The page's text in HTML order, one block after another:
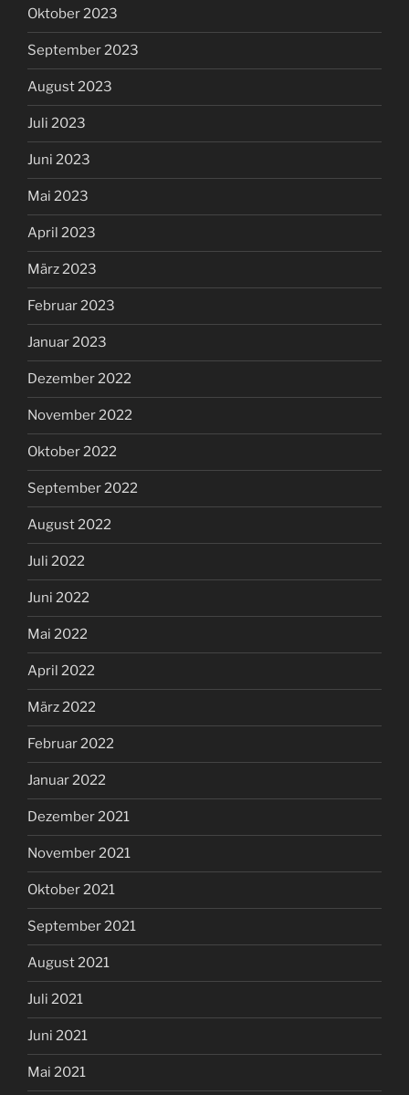
Oktober 2023
September 2023
August 2023
Juli 2023
Juni 2023
Mai 2023
April 2023
März 2023
Februar 2023
Januar 2023
Dezember 2022
November 2022
Oktober 2022
September 2022
August 2022
Juli 2022
Juni 2022
Mai 2022
April 2022
März 2022
Februar 2022
Januar 2022
Dezember 2021
November 2021
Oktober 2021
September 2021
August 2021
Juli 2021
Juni 2021
Mai 2021